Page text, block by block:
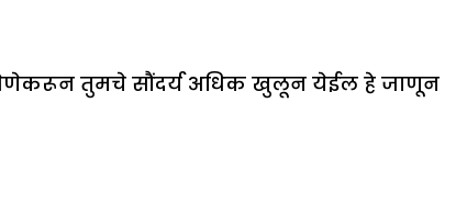
जेणेकरून तुमचे सौंदर्य अधिक खुलून येईल हे जाणून